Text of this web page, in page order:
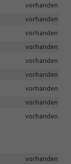
vorhanden
vorhanden
vorhanden
vorhanden
vorhanden
vorhanden
vorhanden
vorhanden
vorhanden
vorhanden